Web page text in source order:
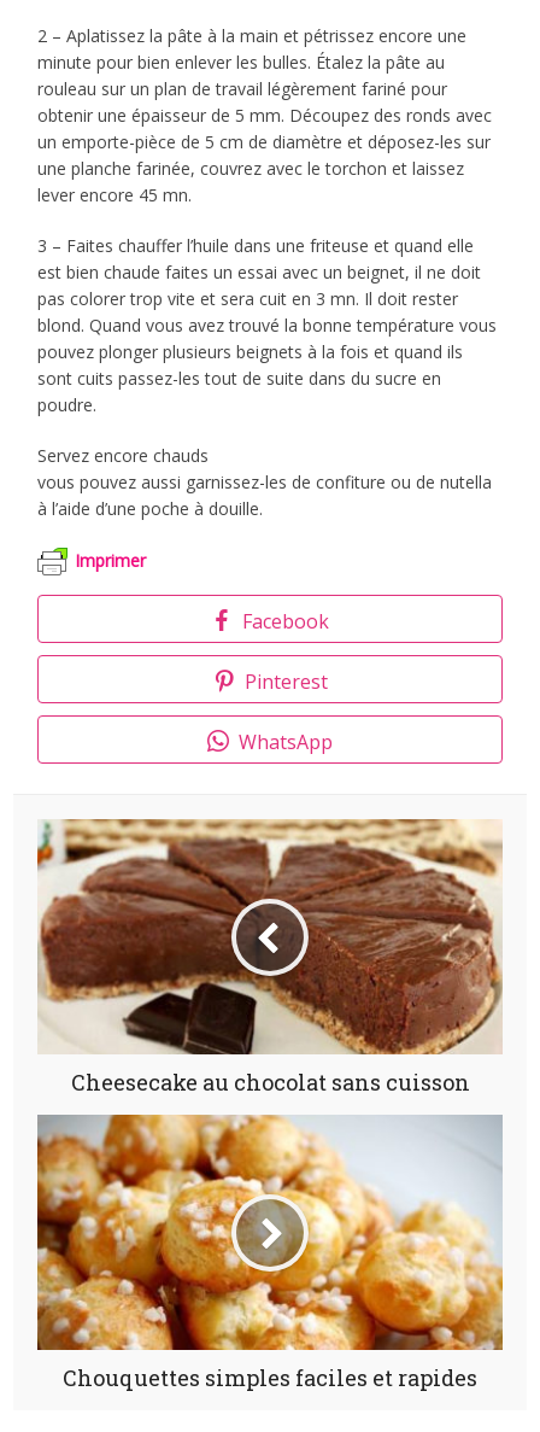
2 – Aplatissez la pâte à la main et pétrissez encore une
minute pour bien enlever les bulles. Étalez la pâte au
rouleau sur un plan de travail légèrement fariné pour
obtenir une épaisseur de 5 mm. Découpez des ronds avec
un emporte-pièce de 5 cm de diamètre et déposez-les sur
une planche farinée, couvrez avec le torchon et laissez
lever encore 45 mn.
3 – Faites chauffer l’huile dans une friteuse et quand elle
est bien chaude faites un essai avec un beignet, il ne doit
pas colorer trop vite et sera cuit en 3 mn. Il doit rester
blond. Quand vous avez trouvé la bonne température vous
pouvez plonger plusieurs beignets à la fois et quand ils
sont cuits passez-les tout de suite dans du sucre en
poudre.
Servez encore chauds
vous pouvez aussi garnissez-les de confiture ou de nutella
à l’aide d’une poche à douille.
Imprimer
Facebook
Pinterest
WhatsApp
Cheesecake au chocolat sans cuisson
Chouquettes simples faciles et rapides